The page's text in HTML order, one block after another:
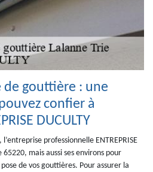
de gouttière : une
confier à
DUCULTY
professionnelle ENTREPRISE
mais aussi ses environs pour
de vos gouttières. Pour assurer la